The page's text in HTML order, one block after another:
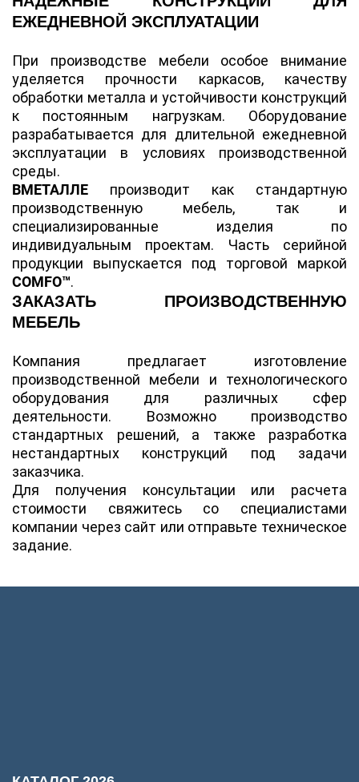
ЕЖЕДНЕВНОЙ ЭКСПЛУАТАЦИИ
При производстве мебели особое внимание
уделяется прочности каркасов, качеству
обработки металла и устойчивости конструкций
к постоянным нагрузкам. Оборудование
разрабатывается для длительной ежедневной
эксплуатации в условиях производственной
среды.
ВМЕТАЛЛЕ производит как стандартную
производственную мебель, так и
специализированные изделия по
индивидуальным проектам. Часть серийной
продукции выпускается под торговой маркой
COMFO™.
ЗАКАЗАТЬ ПРОИЗВОДСТВЕННУЮ
МЕБЕЛЬ
Компания предлагает изготовление
производственной мебели и технологического
оборудования для различных сфер
деятельности. Возможно производство
стандартных решений, а также разработка
нестандартных конструкций под задачи
заказчика.
Для получения консультации или расчета
стоимости свяжитесь со специалистами
компании через сайт или отправьте техническое
задание.